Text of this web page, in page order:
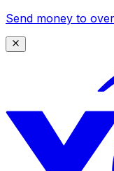
Send money to